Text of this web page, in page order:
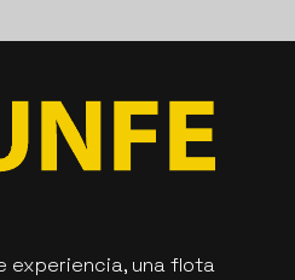
experiencia, una flota